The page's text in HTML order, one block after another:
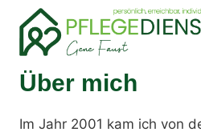
Inhalt
springen
Über mich
Im Jahr 2001 kam ich von